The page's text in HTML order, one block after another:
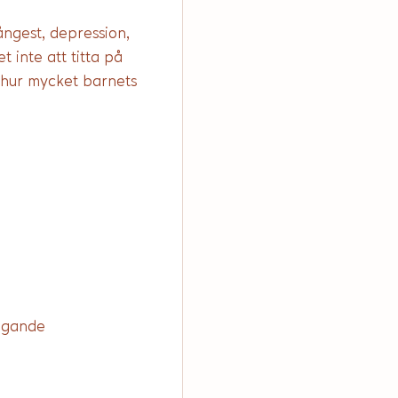
depression,
inte att titta på
mycket barnets